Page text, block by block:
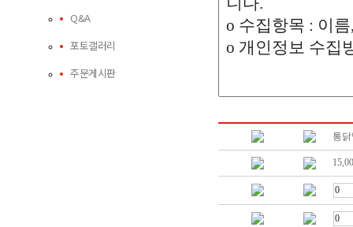
Q&A
포토갤러리
주문게시판
통